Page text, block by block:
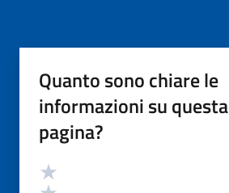
Quanto sono chiare le
informazioni su questa
pagina?
Valutazione